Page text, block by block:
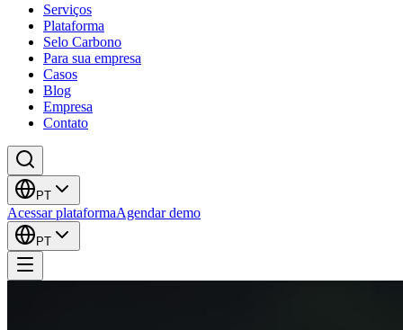
Serviços
Plataforma
Selo Carbono
Para sua empresa
Casos
Blog
Empresa
Contato
PT
Acessar plataformaAgendar demo
PT